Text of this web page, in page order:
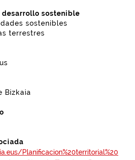
desarrollo sostenible
sostenibles
terrestres
Bizkaia
Planificacion%20territorial%20